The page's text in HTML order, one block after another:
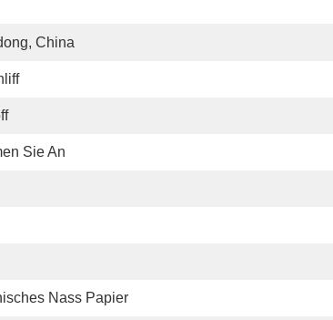
China
Sie An
Nass Papier